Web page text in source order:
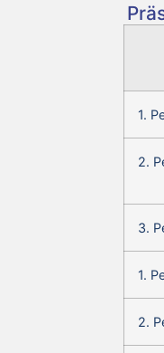
1.
2.
3.
1.
2.